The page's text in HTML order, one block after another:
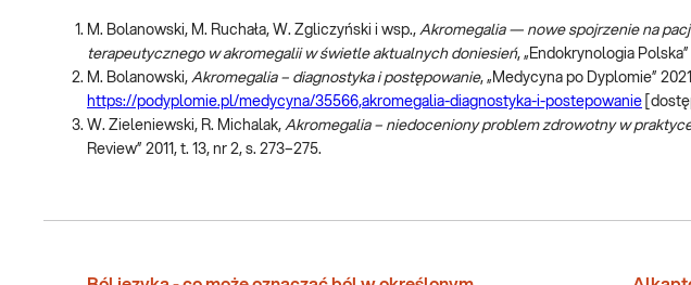
M. Bolanowski, M. Ruchała, W. Zgliczyński i wsp., Akromegalia — nowe spojrzenie na
terapeutycznego w akromegalii w świetle aktualnych doniesień, „Endokrynologia
M. Bolanowski, Akromegalia – diagnostyka i postępowanie, „Medycyna po Dyplomie”
https://podyplomie.pl/medycyna/35566,akromegalia-diagnostyka-i-postepowanie
W. Zieleniewski, R. Michalak, Akromegalia – niedoceniony problem zdrowotny w
Review” 2011, t. 13, nr 2, s. 273–275.